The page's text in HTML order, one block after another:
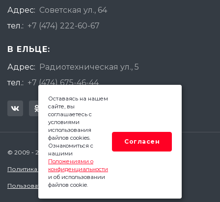
Адрес: Советская ул., 64
тел.: +7 (474) 222-60-67
В ЕЛЬЦЕ:
Адрес: Радиотехническая ул., 5
тел.: +7 (474) 675-46-44
© 2009 - 2026 Квадратный Метр - Липецк
Политика конфиденциальности
Пользовательское соглашение
Оставаясь на нашем
сайте, вы
соглашаетесь с
условиями
использования
файлов cookies.
Ознакомиться с
нашими
Положениями о
конфиденциальности
и об использовании
файлов cookie.
Согласен